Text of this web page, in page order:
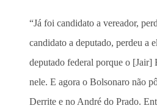
“Já foi candidato a vereador,
candidato a deputado, perdeu a
deputado federal porque o [Jair]
nele. E agora o Bolsonaro não
Derrite e no André do Prado.